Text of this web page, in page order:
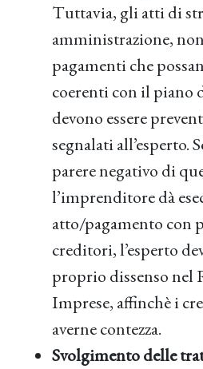
Tuttavia, gli atti di
amministrazione,
pagamenti che
coerenti con il piano
devono essere
segnalati all’esperto.
parere negativo di
l’imprenditore dà
atto/pagamento con
creditori, l’esperto
proprio dissenso nel
Imprese, affinchè i
averne contezza.
Svolgimento delle